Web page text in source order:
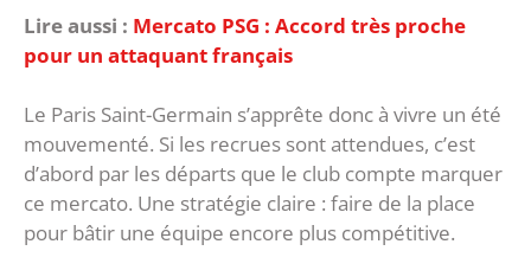
Lire aussi : Mercato PSG : Accord très proche
pour un attaquant français
Le Paris Saint-Germain s’apprête donc à vivre un été
mouvementé. Si les recrues sont attendues, c’est
d’abord par les départs que le club compte marquer
ce mercato. Une stratégie claire : faire de la place
pour bâtir une équipe encore plus compétitive.